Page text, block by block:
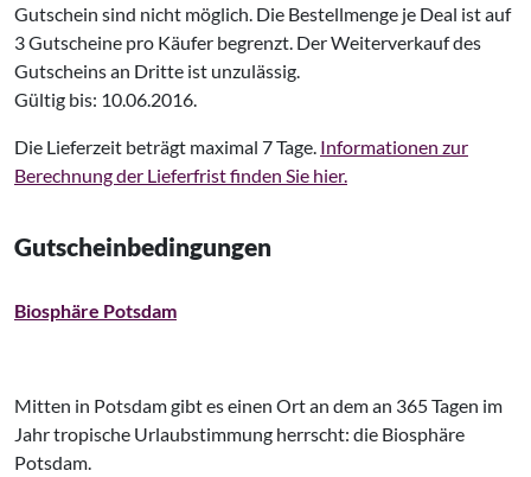
Gutschein sind nicht möglich. Die Bestellmenge je Deal ist auf
3 Gutscheine pro Käufer begrenzt. Der Weiterverkauf des
Gutscheins an Dritte ist unzulässig.
Gültig bis: 10.06.2016.
Die Lieferzeit beträgt maximal 7 Tage. Informationen zur
Berechnung der Lieferfrist finden Sie hier.
Gutscheinbedingungen
Biosphäre Potsdam
Mitten in Potsdam gibt es einen Ort an dem an 365 Tagen im
Jahr tropische Urlaubstimmung herrscht: die Biosphäre
Potsdam.